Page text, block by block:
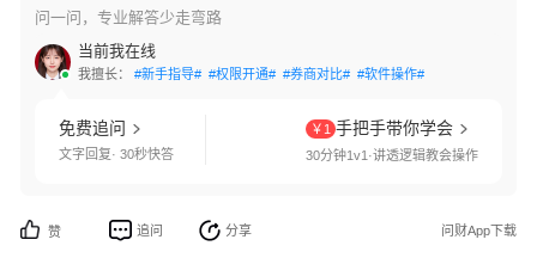
问一问，专业解答少走弯路
当前我在线
我擅长： #新手指导# #权限开通# #券商对比# #软件操作#
免费追问
文字回复· 30秒快答
￥1 手把手带你学会
30分钟1v1·讲透逻辑教会操作
赞 追问 分享 问财App下载